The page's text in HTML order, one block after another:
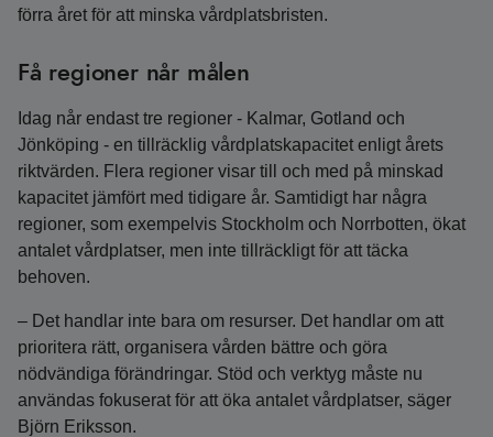
förra året för att minska vårdplatsbristen.
Få regioner når målen
Idag når endast tre regioner - Kalmar, Gotland och
Jönköping - en tillräcklig vårdplatskapacitet enligt årets
riktvärden. Flera regioner visar till och med på minskad
kapacitet jämfört med tidigare år. Samtidigt har några
regioner, som exempelvis Stockholm och Norrbotten, ökat
antalet vårdplatser, men inte tillräckligt för att täcka
behoven.
– Det handlar inte bara om resurser. Det handlar om att
prioritera rätt, organisera vården bättre och göra
nödvändiga förändringar. Stöd och verktyg måste nu
användas fokuserat för att öka antalet vårdplatser, säger
Björn Eriksson.